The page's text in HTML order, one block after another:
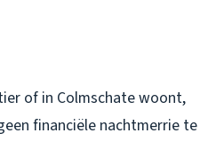
of in Colmschate woont,
financiële nachtmerrie te